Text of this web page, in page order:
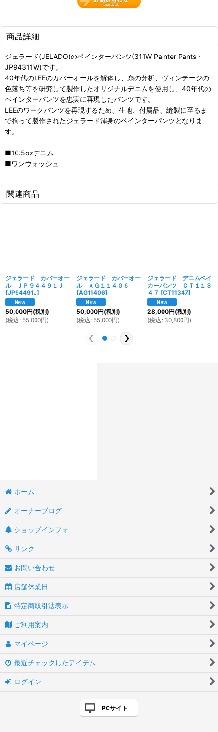
商品詳細
ジェラード(JELADO)のペインターパンツ(311W Painter Pants・
JP94311W)です。
40年代のLEEのカバーオールを解体し、糸の分析、ヴィンテージの
色落ち等を研究して製作したオリジナルデニムを使用し、40年代の
ペインターパンツを忠実に再現したパンツです。
LEEのワークパンツを再現するため、生地、付属品、縫製に至るま
で拘って製作されたジェラード渾身のペインターパンツとなりま
す。
■10.5ozデニム
■ワンウォッシュ
関連商品
ジェラード カバーオー
ル ＪＰ９４４９１Ｊ
[JP94491J]
50,000円(税別)
(税込 : 55,000円)
ジェラード カバーオー
ル ＡＧ１１４０６
[AG11406]
50,000円(税別)
(税込 : 55,000円)
ジェラード デニムベイ
カーパンツ ＣＴ１１３
４７ [CT11347]
28,000円(税別)
(税込 : 30,800円)
ホーム
オーナーブログ
ショップインフォ
リンク
お問い合わせ
店舗休業日
特定商取引法表示
ご利用案内
マイページ
最近チェックしたアイテム
ログイン
PCサイト